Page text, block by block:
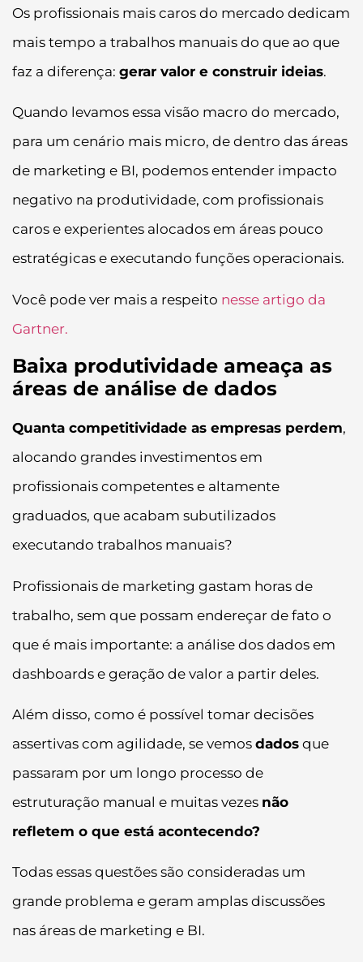
Os profissionais mais caros do mercado dedicam
mais tempo a trabalhos manuais do que ao que
faz a diferença: gerar valor e construir ideias.
Quando levamos essa visão macro do mercado,
para um cenário mais micro, de dentro das áreas
de marketing e BI, podemos entender impacto
negativo na produtividade, com profissionais
caros e experientes alocados em áreas pouco
estratégicas e executando funções operacionais.
Você pode ver mais a respeito nesse artigo da
Gartner.
Baixa produtividade ameaça as
áreas de análise de dados
Quanta competitividade as empresas perdem,
alocando grandes investimentos em
profissionais competentes e altamente
graduados, que acabam subutilizados
executando trabalhos manuais?
Profissionais de marketing gastam horas de
trabalho, sem que possam endereçar de fato o
que é mais importante: a análise dos dados em
dashboards e geração de valor a partir deles.
Além disso, como é possível tomar decisões
assertivas com agilidade, se vemos dados que
passaram por um longo processo de
estruturação manual e muitas vezes não
refletem o que está acontecendo?
Todas essas questões são consideradas um
grande problema e geram amplas discussões
nas áreas de marketing e BI.